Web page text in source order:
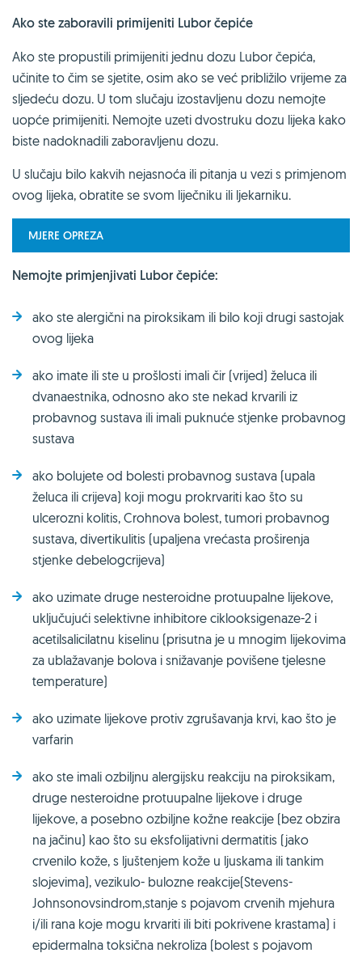
Ako ste zaboravili primijeniti Lubor čepiće
Ako ste propustili primijeniti jednu dozu Lubor čepića,
učinite to čim se sjetite, osim ako se već približilo vrijeme za
sljedeću dozu. U tom slučaju izostavljenu dozu nemojte
uopće primijeniti. Nemojte uzeti dvostruku dozu lijeka kako
biste nadoknadili zaboravljenu dozu.
U slučaju bilo kakvih nejasnoća ili pitanja u vezi s primjenom
ovog lijeka, obratite se svom liječniku ili ljekarniku.
MJERE OPREZA
Nemojte primjenjivati Lubor čepiće:
ako ste alergični na piroksikam ili bilo koji drugi sastojak
ovog lijeka
ako imate ili ste u prošlosti imali čir (vrijed) želuca ili
dvanaestnika, odnosno ako ste nekad krvarili iz
probavnog sustava ili imali puknuće stjenke probavnog
sustava
ako bolujete od bolesti probavnog sustava (upala
želuca ili crijeva) koji mogu prokrvariti kao što su
ulcerozni kolitis, Crohnova bolest, tumori probavnog
sustava, divertikulitis (upaljena vrećasta proširenja
stjenke debelogcrijeva)
ako uzimate druge nesteroidne protuupalne lijekove,
uključujući selektivne inhibitore ciklooksigenaze-2 i
acetilsalicilatnu kiselinu (prisutna je u mnogim lijekovima
za ublažavanje bolova i snižavanje povišene tjelesne
temperature)
ako uzimate lijekove protiv zgrušavanja krvi, kao što je
varfarin
ako ste imali ozbiljnu alergijsku reakciju na piroksikam,
druge nesteroidne protuupalne lijekove i druge
lijekove, a posebno ozbiljne kožne reakcije (bez obzira
na jačinu) kao što su eksfolijativni dermatitis (jako
crvenilo kože, s ljuštenjem kože u ljuskama ili tankim
slojevima), vezikulo- bulozne reakcije(Stevens-
Johnsonovsindrom,stanje s pojavom crvenih mjehura
i/ili rana koje mogu krvariti ili biti pokrivene krastama) i
epidermalna toksična nekroliza (bolest s pojavom